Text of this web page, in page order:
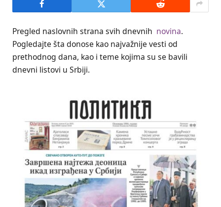
Pregled naslovnih strana svih dnevnih novina.
Pogledajte šta donose kao najvažnije vesti od
prethodnog dana, kao i teme kojima su se bavili
dnevni listovi u Srbiji.